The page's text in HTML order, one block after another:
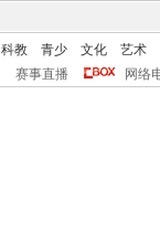
科教 青少 文化
艺术
赛事直播 网络